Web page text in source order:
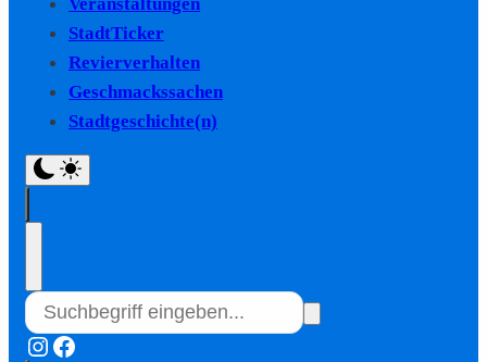
StadtTicker
Revierverhalten
Geschmackssachen
Stadtgeschichte(n)
Instagram
Facebook